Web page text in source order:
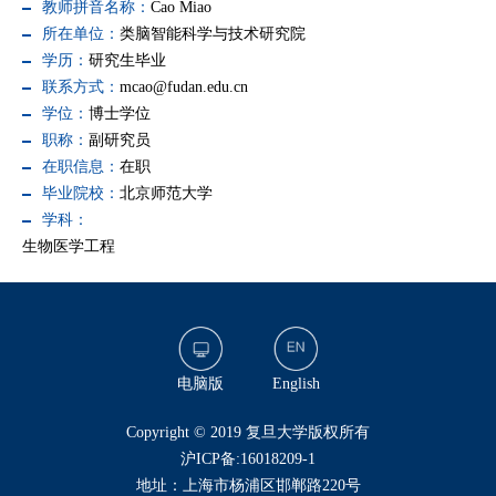
教师拼音名称： Cao Miao
所在单位： 类脑智能科学与技术研究院
学历： 研究生毕业
联系方式： mcao@fudan.edu.cn
学位： 博士学位
职称： 副研究员
在职信息： 在职
毕业院校： 北京师范大学
学科：
生物医学工程
电脑版 English
​Copyright © 2019 复旦大学版权所有
沪ICP备:16018209-1
地址：上海市杨浦区邯郸路220号